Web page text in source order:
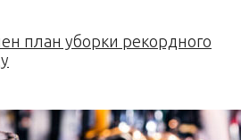
план уборки рекордного